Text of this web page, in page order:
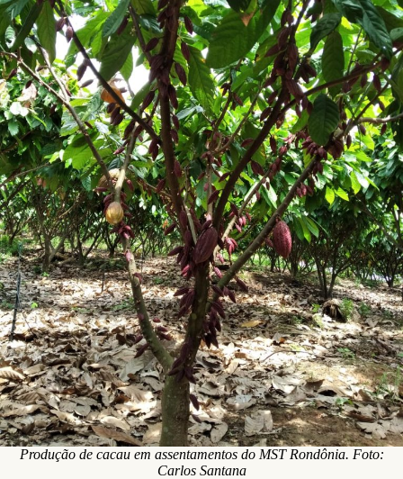
Produção de cacau em assentamentos do MST Rondônia. Foto:
Carlos Santana